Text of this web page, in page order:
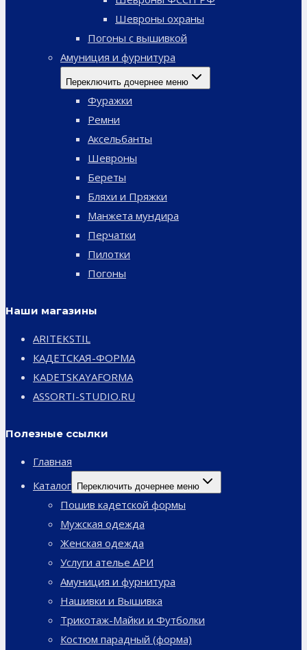
Шевроны охраны
Погоны с вышивкой
Амуниция и фурнитура
Переключить дочернее меню
Фуражки
Ремни
Аксельбанты
Шевроны
Береты
Бляхи и Пряжки
Манжета мундира
Перчатки
Пилотки
Погоны
Наши магазины
ARITEKSTIL
КАДЕТСКАЯ-ФОРМА
KADETSKAYAFORMA
ASSORTI-STUDIO.RU
Полезные ссылки
Главная
Каталог Переключить дочернее меню
Пошив кадетской формы
Мужская одежда
Женская одежда
Услуги ателье АРИ
Амуниция и фурнитура
Нашивки и Вышивка
Трикотаж-Майки и Футболки
Костюм парадный (форма)